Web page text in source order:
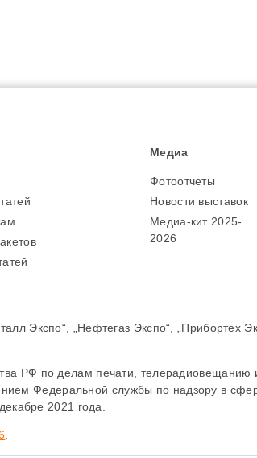
Новости выставок
Фотоотчеты
Медиа
Медиа-кит 2025-
2026
РФ по делам печати, телерадиовещанию
Федеральной службы по надзору в
2021 года.
Экспо“, „Нефтегаз Экспо“, „Прибортех